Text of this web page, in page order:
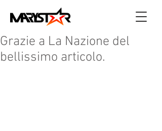
Grazie a La Nazione del
bellissimo articolo.